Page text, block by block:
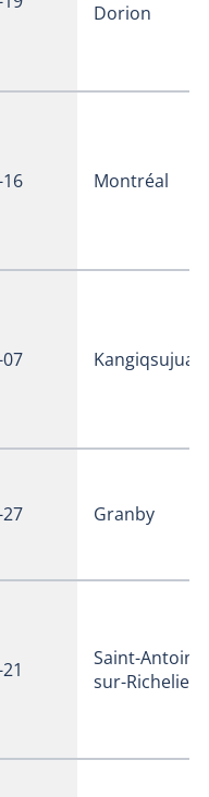
Dorion
Montréal
Kangiqsujuaq
Granby
Saint-
sur-Richelieu